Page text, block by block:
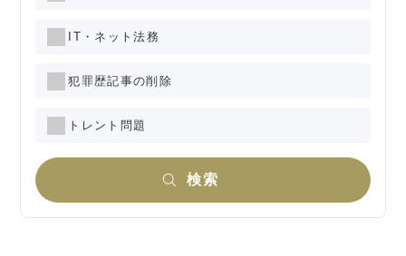
IT・ネット法務
犯罪歴記事の削除
トレント問題
検索